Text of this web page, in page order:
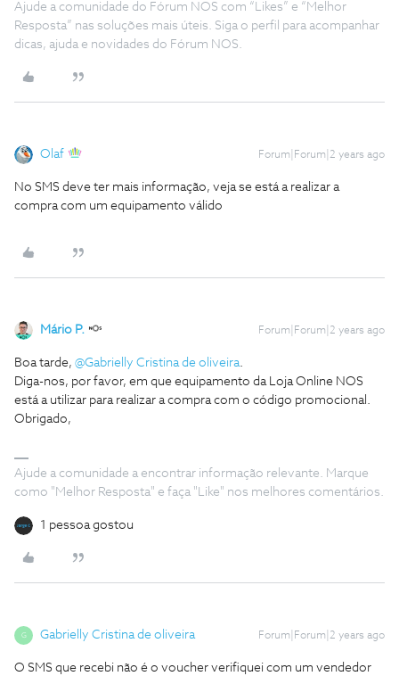
Ajude a comunidade do Fórum NOS com “Likes” e “Melhor
Resposta” nas soluções mais úteis. Siga o perfil para acompanhar
dicas, ajuda e novidades do Fórum NOS.
Olaf Forum|Forum|2 years ago
No SMS deve ter mais informação, veja se está a realizar a
compra com um equipamento válido
Mário P. Forum|Forum|2 years ago
Boa tarde, @Gabrielly Cristina de oliveira.
Diga-nos, por favor, em que equipamento da Loja Online NOS
está a utilizar para realizar a compra com o código promocional.
Obrigado,
Ajude a comunidade a encontrar informação relevante. Marque
como "Melhor Resposta" e faça "Like" nos melhores comentários.
1 pessoa gostou
G Gabrielly Cristina de oliveira Forum|Forum|2 years ago
O SMS que recebi não é o voucher verifiquei com um vendedor